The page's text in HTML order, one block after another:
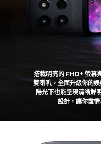
搭載明亮的 FHD+ 螢
雙喇叭，全面升級你的
陽光下也能呈現清晰鮮
設計，讓你盡